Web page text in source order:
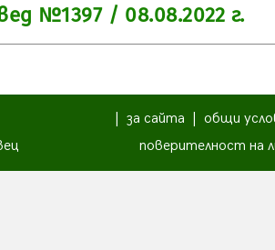
№1397 / 08.08.2022 г.
за сайта
общи
поверителност на